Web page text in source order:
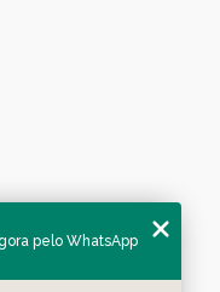
pelo WhatsApp